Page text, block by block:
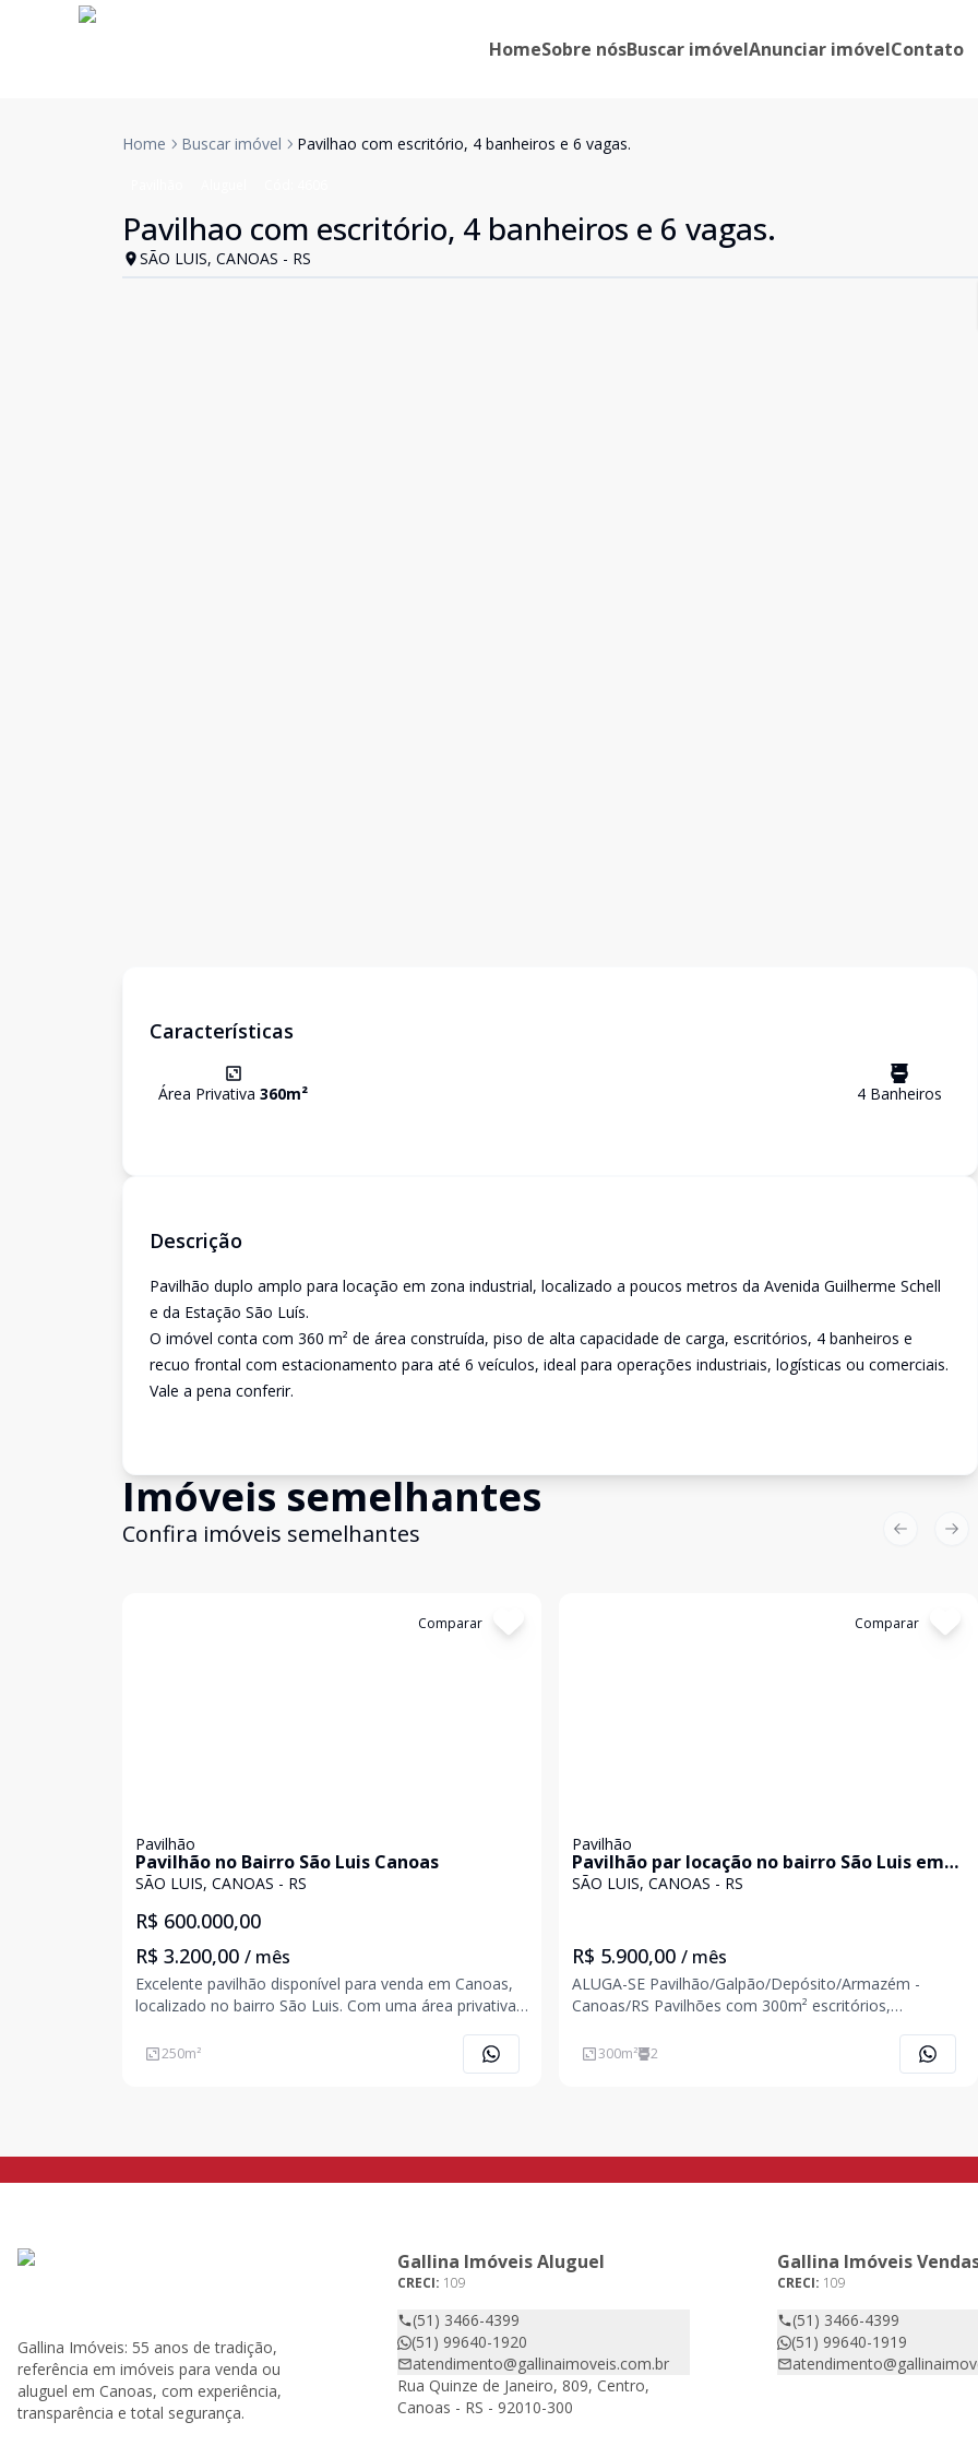
HomeSobre nósBuscar imóvelAnunciar imóvelContato
Home Buscar imóvel Pavilhao com escritório, 4 banheiros e 6 vagas.
Pavilhao com escritório, 4 banheiros e 6 vagas.
SÃO LUIS, CANOAS - RS
Características
Área Privativa 360m² 4 Banheiros
Descrição
Pavilhão duplo amplo para locação em zona industrial, localizado a poucos metros da Avenida Guilherme Schell
e da Estação São Luís.
O imóvel conta com 360 m² de área construída, piso de alta capacidade de carga, escritórios, 4 banheiros e
recuo frontal com estacionamento para até 6 veículos, ideal para operações industriais, logísticas ou comerciais.
Vale a pena conferir.
Imóveis semelhantes
Confira imóveis semelhantes
Comparar
Pavilhão
Pavilhão no Bairro São Luis Canoas
SÃO LUIS, CANOAS - RS
R$ 600.000,00
R$ 3.200,00 / mês
Excelente pavilhão disponível para venda em Canoas,
localizado no bairro São Luis. Com uma área privativa
para o seu negócio. Não perca essa oportunidade de
250m²
Comparar
Pavilhão
Pavilhão par locação no bairro São Luis em
Canoas com 300m²
SÃO LUIS, CANOAS - RS
R$ 5.900,00 / mês
ALUGA-SE Pavilhão/Galpão/Depósito/Armazém -
Canoas/RS Pavilhões com 300m² escritórios,
reforçado. Localizado no Bairro São Luis - Canoas/RS.
Excelente localização, área industrial com fácil acesso
300m² 2
Previous
Gallina Imóveis: 55 anos de tradição,
referência em imóveis para venda ou
aluguel em Canoas, com experiência,
transparência e total segurança.
Gallina Imóveis Aluguel
CRECI: 109
(51) 3466-4399
(51) 99640-1920
atendimento@gallinaimoveis.com.br
Rua Quinze de Janeiro, 809, Centro,
Canoas - RS - 92010-300
Gallina Imóveis
CRECI: 109
(51) 3466-4399
(51) 99640-1919